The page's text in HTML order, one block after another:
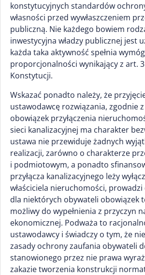
konstytucyjnych standardów
własności przed wywłaszczeniem
publiczną. Nie każdego bowiem
inwestycyjna władzy publicznej jest
każda taka aktywność spełnia wymóg
proporcjonalności wynikający z art.
Konstytucji.
Wskazać ponadto należy, że
ustawodawcę rozwiązania, zgodnie
obowiązek przyłączenia
sieci kanalizacyjnej ma charakter
ustawa nie przewiduje żadnych
realizacji, zarówno o charakterze
i podmiotowym, a ponadto
przyłącza kanalizacyjnego leży
właściciela nieruchomości,
dla niektórych obywateli obowiązek
możliwy do wypełnienia z przyczyn
ekonomicznej. Podważa to
ustawodawcy i świadczy o tym, że
zasady ochrony zaufania obywateli
stanowionego przez nie prawa
zakazie tworzenia konstrukcji